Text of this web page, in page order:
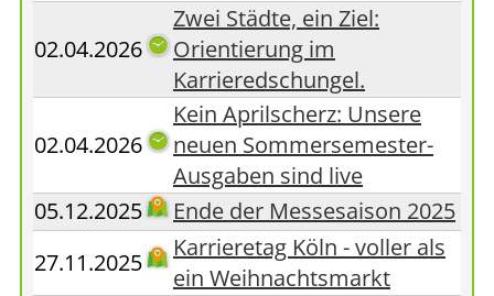
02.04.2026
Zwei Städte, ein Ziel:
Orientierung im
Karrieredschungel.
02.04.2026
Kein Aprilscherz: Unsere
neuen Sommersemester-
Ausgaben sind live
05.12.2025
Ende der Messesaison 2025
27.11.2025
Karrieretag Köln - voller als
ein Weihnachtsmarkt